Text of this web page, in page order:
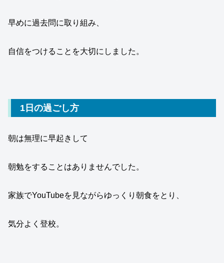
早めに過去問に取り組み、
自信をつけることを大切にしました。
1日の過ごし方
朝は無理に早起きして
朝勉をすることはありませんでした。
家族でYouTubeを見ながらゆっくり朝食をとり、
気分よく登校。